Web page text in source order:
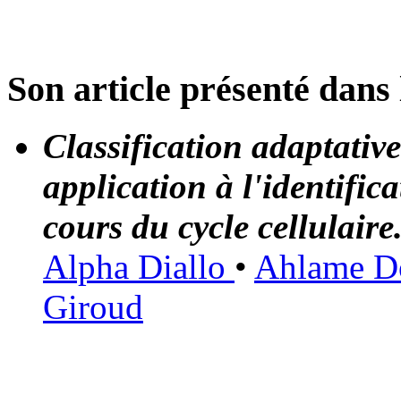
Son article présenté
Classification
application à
cours du cycle
Alpha Diallo • Ahlame
Giroud